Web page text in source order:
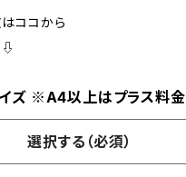
から
イズ ※A4以上はプラス料金
選択する（必須）